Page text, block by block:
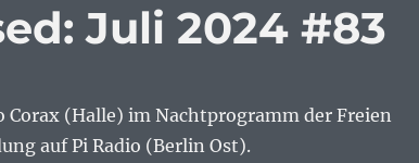
Juli 2024 #83
Corax (Halle) im Nachtprogramm der Freien
auf Pi Radio (Berlin Ost).